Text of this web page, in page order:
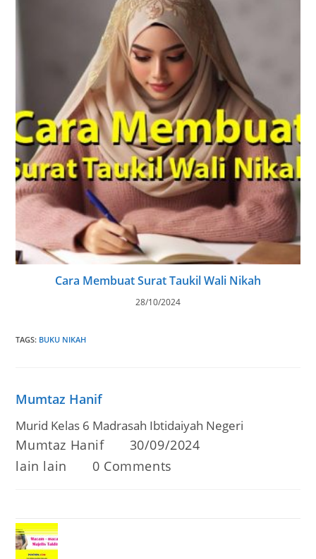
Cara Membuat Surat Taukil Wali Nikah
28/10/2024
TAGS: BUKU NIKAH
Mumtaz Hanif
Murid Kelas 6 Madrasah Ibtidaiyah Negeri
Post
Mumtaz Hanif
Post
30/09/2024
Post
lain lain
Post
0 Comments